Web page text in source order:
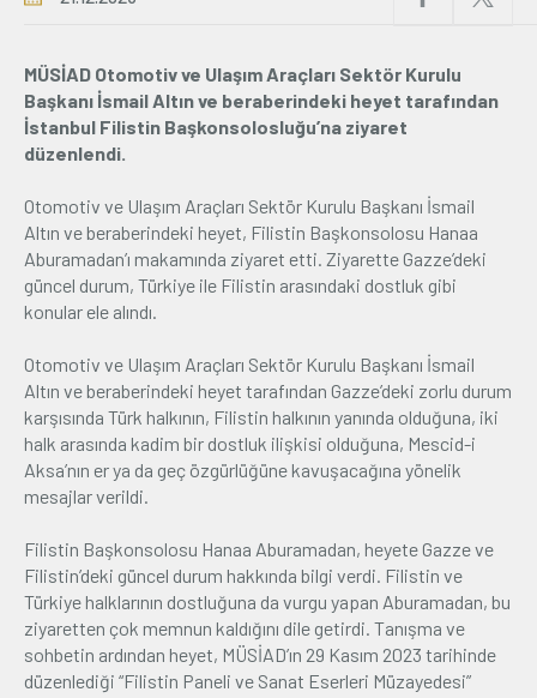
E-İşlemler
MÜSİAD Otomotiv ve Ulaşım Araçları Sektör Kurulu
Başkanı İsmail Altın ve beraberindeki heyet tarafından
İstanbul Filistin Başkonsolosluğu’na ziyaret
düzenlendi.
Otomotiv ve Ulaşım Araçları Sektör Kurulu Başkanı İsmail
Altın ve beraberindeki heyet, Filistin Başkonsolosu Hanaa
Aburamadan’ı makamında ziyaret etti. Ziyarette Gazze’deki
güncel durum, Türkiye ile Filistin arasındaki dostluk gibi
konular ele alındı.
Otomotiv ve Ulaşım Araçları Sektör Kurulu Başkanı İsmail
Altın ve beraberindeki heyet tarafından Gazze’deki zorlu durum
karşısında Türk halkının, Filistin halkının yanında olduğuna, iki
halk arasında kadim bir dostluk ilişkisi olduğuna, Mescid-i
Aksa’nın er ya da geç özgürlüğüne kavuşacağına yönelik
mesajlar verildi.
Filistin Başkonsolosu Hanaa Aburamadan, heyete Gazze ve
Filistin’deki güncel durum hakkında bilgi verdi. Filistin ve
Türkiye halklarının dostluğuna da vurgu yapan Aburamadan, bu
ziyaretten çok memnun kaldığını dile getirdi. Tanışma ve
sohbetin ardından heyet, MÜSİAD’ın 29 Kasım 2023 tarihinde
düzenlediği “Filistin Paneli ve Sanat Eserleri Müzayedesi”